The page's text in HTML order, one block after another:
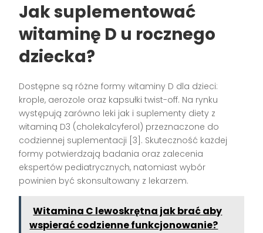
Jak suplementować
witaminę D u rocznego
dziecka?
Dostępne są różne formy witaminy D dla dzieci:
krople, aerozole oraz kapsułki twist-off. Na rynku
występują zarówno leki jak i suplementy diety z
witaminą D3 (cholekalcyferol) przeznaczone do
codziennej suplementacji [3] . Skuteczność każdej
formy potwierdzają badania oraz zalecenia
ekspertów pediatrycznych, natomiast wybór
powinien być skonsultowany z lekarzem.
Witamina C lewoskrętna jak brać aby
wspierać codzienne funkcjonowanie?